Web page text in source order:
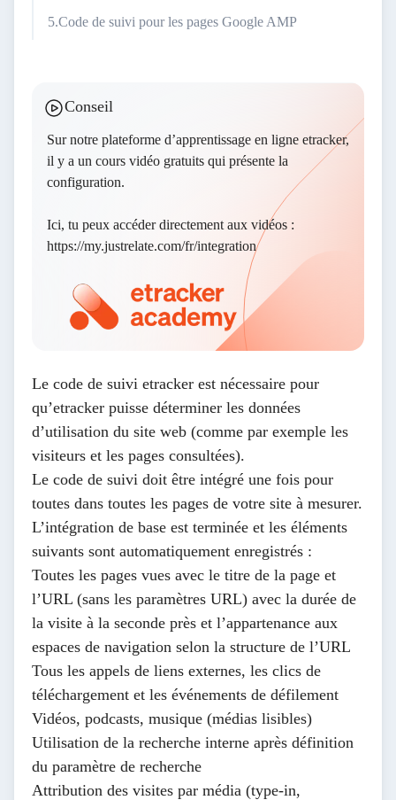
Code de suivi pour les pages Google AMP
Conseil
Sur notre plateforme d’apprentissage en ligne etracker,
il y a un cours vidéo gratuits qui présente la
configuration.
Ici, tu peux accéder directement aux vidéos :
https://my.justrelate.com/fr/integration
Le code de suivi etracker est nécessaire pour
qu’etracker puisse déterminer les données
d’utilisation du site web (comme par exemple les
visiteurs et les pages consultées).
Le code de suivi doit être intégré une fois pour
toutes dans toutes les pages de votre site à mesurer.
L’intégration de base est terminée et les éléments
suivants sont automatiquement enregistrés :
Toutes les pages vues avec le titre de la page et
l’URL (sans les paramètres URL) avec la durée de
la visite à la seconde près et l’appartenance aux
espaces de navigation selon la structure de l’URL
Tous les appels de liens externes, les clics de
téléchargement et les événements de défilement
Vidéos, podcasts, musique (médias lisibles)
Utilisation de la recherche interne après définition
du paramètre de recherche
Attribution des visites par média (type-in,